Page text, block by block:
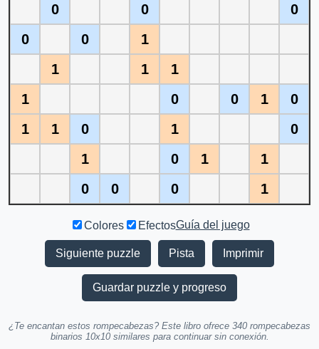
0
0
0
0
0
1
1
1
1
1
0 0 1
0
1
1 0 1
0
1
0 1
1
0
0 0 1
Colores EfectosGuía del juego
Siguiente puzzle Pista Imprimir
Guardar puzzle y progreso
¿Te encantan estos rompecabezas? Este libro ofrece 340 rompecabezas
binarios 10x10 similares para continuar sin conexión.